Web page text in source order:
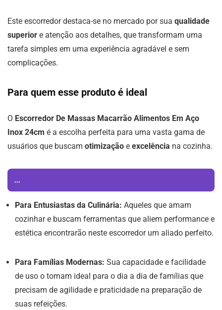
Este escorredor destaca-se no mercado por sua qualidade
superior e atenção aos detalhes, que transformam uma
tarefa simples em uma experiência agradável e sem
complicações.
Para quem esse produto é ideal
O Escorredor De Massas Macarrão Alimentos Em Aço
Inox 24cm é a escolha perfeita para uma vasta gama de
usuários que buscam otimização e excelência na cozinha.
...
Para Entusiastas da Culinária: Aqueles que amam
cozinhar e buscam ferramentas que aliem performance e
estética encontrarão neste escorredor um aliado perfeito.
Para Famílias Modernas: Sua capacidade e facilidade
de uso o tornam ideal para o dia a dia de famílias que
precisam de agilidade e praticidade na preparação de
suas refeições.